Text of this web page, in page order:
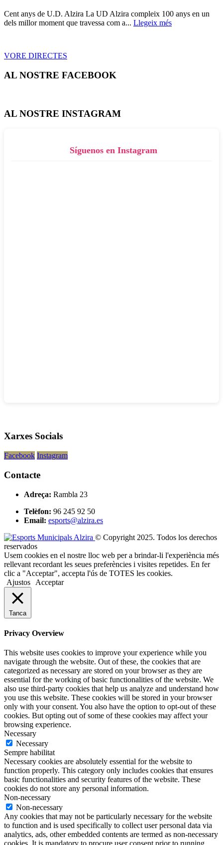
Cent anys de U.D. Alzira La UD Alzira compleix 100 anys en un
dels millor moment que travessa com a... Llegeix més
VORE DIRECTES
AL NOSTRE FACEBOOK
AL NOSTRE INSTAGRAM
Síguenos en Instagram
Xarxes Socials
Facebook Instagram
Contacte
Adreça: Rambla 23
Telèfon: 96 245 92 50
Email: esports@alzira.es
© Copyright 2025. Todos los derechos
reservados
Usem cookies en el nostre lloc web per a brindar-li l'experiència més
rellevant recordant les seues preferències i visites repetides. En fer
clic a "Acceptar", accepta l'ús de TOTES les cookies.
Ajustos
Acceptar
Tanca
Privacy Overview
This website uses cookies to improve your experience while you
navigate through the website. Out of these, the cookies that are
categorized as necessary are stored on your browser as they are
essential for the working of basic functionalities of the website. We
also use third-party cookies that help us analyze and understand how
you use this website. These cookies will be stored in your browser
only with your consent. You also have the option to opt-out of these
cookies. But opting out of some of these cookies may affect your
browsing experience.
Necessary
Necessary
Sempre habilitat
Necessary cookies are absolutely essential for the website to
function properly. This category only includes cookies that ensures
basic functionalities and security features of the website. These
cookies do not store any personal information.
Non-necessary
Non-necessary
Any cookies that may not be particularly necessary for the website
to function and is used specifically to collect user personal data via
analytics, ads, other embedded contents are termed as non-necessary